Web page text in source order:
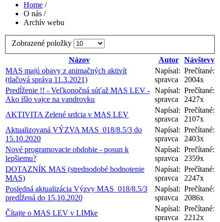
Home /
O nás /
Archív webu
Zobrazené položky
Názov
Autor
Návštevy
MAS majú obavy z animačných aktivít
(tlačová správa 11.3.2021)
Napísal:
spravca
Prečítané:
2004x
Predĺženie !! - Veľkonočná súťaž MAS LEV -
Ako išlo vajce na vandrovku
Napísal:
spravca
Prečítané:
2427x
AKTIVITA Zelené srdcia v MAS LEV
Napísal:
spravca
Prečítané:
2107x
Aktualizovaná VÝZVA MAS_018/8.5/3 do
15.10.2020
Napísal:
spravca
Prečítané:
2403x
Nové programovacie obdobie - posun k
lepšiemu?
Napísal:
spravca
Prečítané:
2359x
DOTAZNÍK MAS (strednodobé hodnotenie
MAS)
Napísal:
spravca
Prečítané:
2247x
Posledná aktualizácia Výzvy MAS_018/8.5/3
predĺžená do 15.10.2020
Napísal:
spravca
Prečítané:
2086x
Čítajte o MAS LEV v LIMke
Napísal:
spravca
Prečítané:
2212x